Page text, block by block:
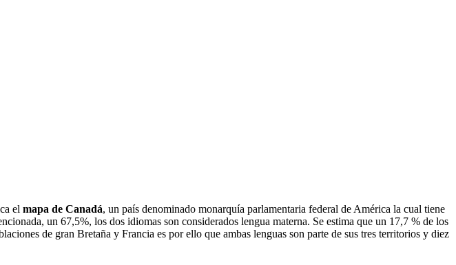
el mapa de Canadá, un país denominado monarquía parlamentaria federal de América la cual tiene
un 67,5%, los dos idiomas son considerados lengua materna. Se estima que un 17,7 % de los
de gran Bretaña y Francia es por ello que ambas lenguas son parte de sus tres territorios y diez